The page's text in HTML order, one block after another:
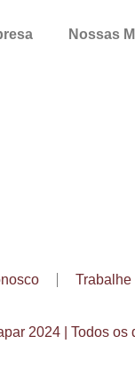
Nossas
2024 | Todos os